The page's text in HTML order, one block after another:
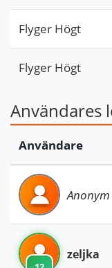
Flyger Högt
Flyger Högt
Användares
Användare
Anonym
zeljka